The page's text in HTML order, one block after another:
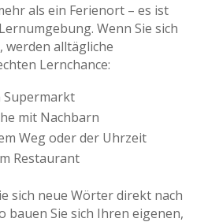
als ein Ferienort – es ist
Wenn Sie sich
werden alltägliche
Lernchance:
mit Nachbarn
Weg oder der Uhrzeit
Restaurant
sich neue Wörter direkt nach
bauen Sie sich Ihren eigenen,